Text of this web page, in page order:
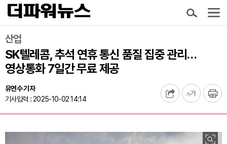
산업
SK텔레콤, 추석 연휴 통신 품질 집중 관리…
영상통화 7일간 무료 제공
유연수 기자
기사입력 : 2025-10-02 14:14